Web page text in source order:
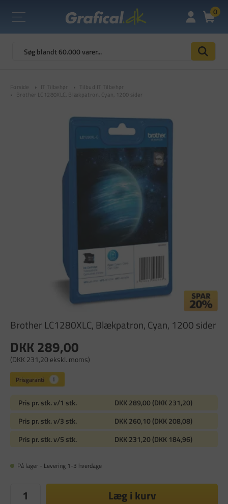
0
Forside IT Tilbehør
Tilbud IT Tilbehør
Brother LC1280XLC, Blækpatron, Cyan, 1200 sider
Brother LC1280XLC, Blækpatron, Cyan, 1200 sider
DKK 289,00
(DKK 231,20 ekskl. moms)
Pris pr. stk. v/1 stk.
DKK 289,00 (DKK 231,20)
Pris pr. stk. v/3 stk.
DKK 260,10 (DKK 208,08)
Pris pr. stk. v/5 stk.
DKK 231,20 (DKK 184,96)
På lager - Levering 1-3 hverdage
Læg i kurv